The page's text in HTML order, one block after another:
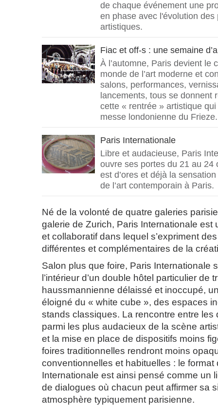
de chaque événement une
en phase avec l'évolution des
artistiques.
Fiac et off-s : une semaine
À l’automne, Paris devient le
monde de l’art moderne et
salons, performances,
lancements, tous se donnent
cette « rentrée » artistique
messe londonienne du Frieze.
Paris Internationale
Libre et audacieuse, Paris
ouvre ses portes du 21 au 24
est d’ores et déjà la
de l’art contemporain à Paris.
Né de la volonté de quatre galeries
galerie de Zurich, Paris Internationale est
et collaboratif dans lequel s’expriment
différentes et complémentaires de la
Salon plus que foire, Paris Internationale
l’intérieur d’un double hôtel particulier de
haussmannienne délaissé et inoccupé,
éloigné du « white cube », des espaces
stands classiques. La rencontre entre les
parmi les plus audacieux de la scène
et la mise en place de dispositifs moins
foires traditionnelles rendront moins
conventionnelles et habituelles : le format
Internationale est ainsi pensé comme un
de dialogues où chacun peut affirmer sa
atmosphère typiquement parisienne.